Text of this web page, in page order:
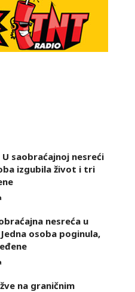
U saobraćajnoj nesreći
izgubila život i tri
nesreća u
osoba poginula,
na graničnim